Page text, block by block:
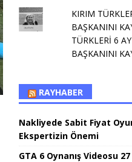
KIRIM
BAŞKANINI
TÜRKLERİ 6
BAŞKANINI
RAYHABER
Nakliyede Sabit Fiyat
Ekspertizin Önemi
GTA 6 Oynanış Videosu